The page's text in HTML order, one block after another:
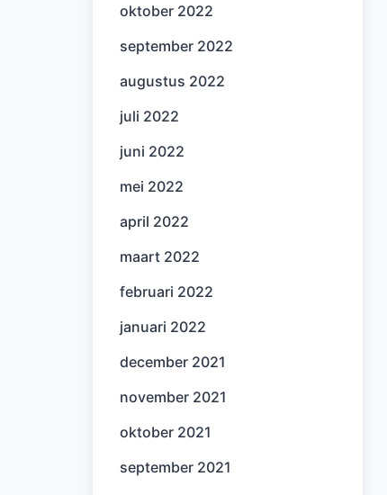
oktober 2022
september 2022
augustus 2022
juli 2022
juni 2022
mei 2022
april 2022
maart 2022
februari 2022
januari 2022
december 2021
november 2021
oktober 2021
september 2021